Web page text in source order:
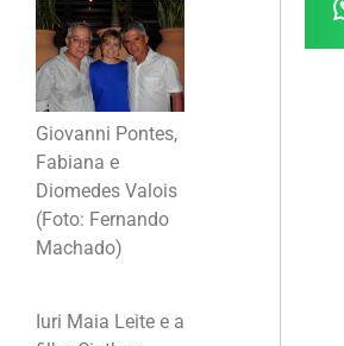
Giovanni Pontes,
Fabiana e
Diomedes Valois
(Foto: Fernando
Machado)
Iuri Maia Leite e a